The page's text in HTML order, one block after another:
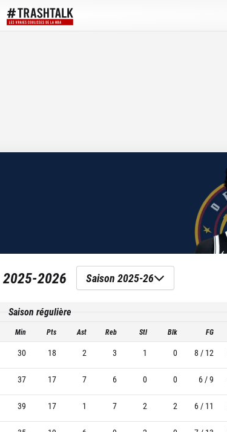
2025-2026 Saison 2025-26
Saison régulière
Min Pts Ast Reb Stl Blk FG
30 18 2 3 1 0 8 / 12
37 17 7 6 0 0 6 / 9
39 17 1 7 2 2 6 / 11